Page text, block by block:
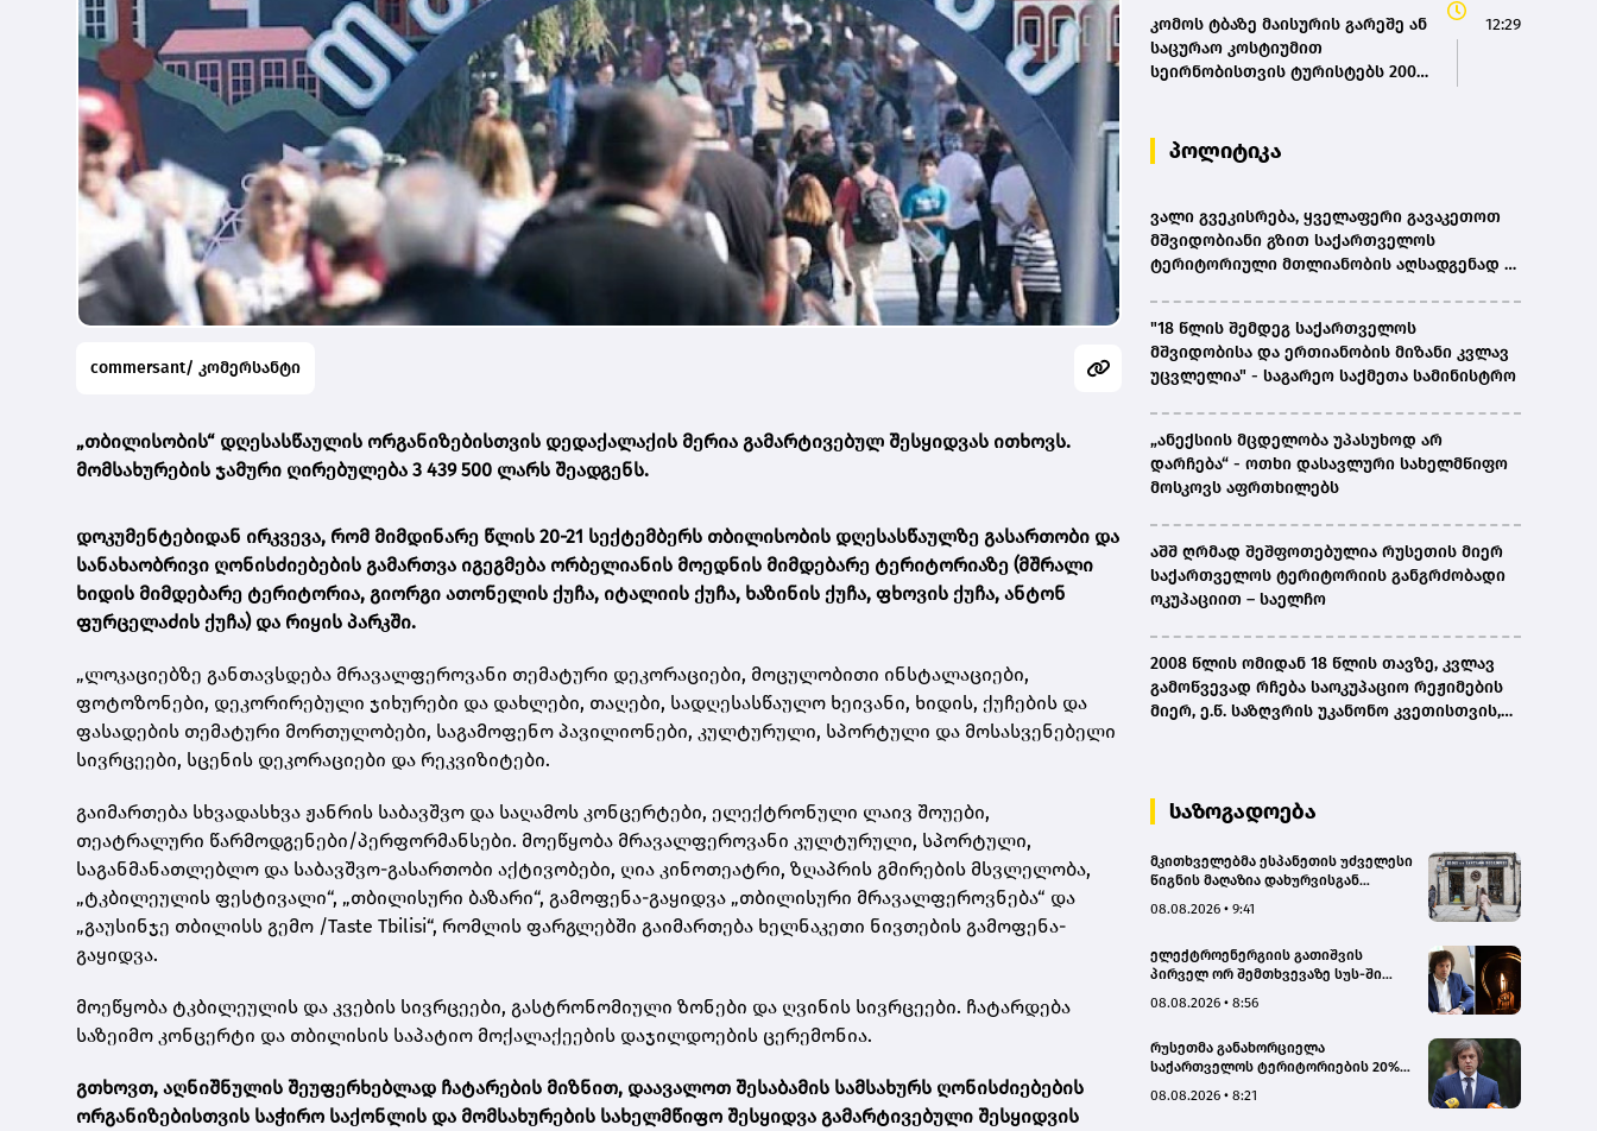
commersant/ კომერსანტი
„თბილისობის“ დღესასწაულის ორგანიზებისთვის დედაქალაქის მერია გამარტივებულ შესყიდვას ითხოვს.
მომსახურების ჯამური ღირებულება 3 439 500 ლარს შეადგენს.
დოკუმენტებიდან ირკვევა, რომ მიმდინარე წლის 20-21 სექტემბერს თბილისობის დღესასწაულზე გასართობი და
სანახაობრივი ღონისძიებების გამართვა იგეგმება ორბელიანის მოედნის მიმდებარე ტერიტორიაზე (მშრალი
ხიდის მიმდებარე ტერიტორია, გიორგი ათონელის ქუჩა, იტალიის ქუჩა, ხაზინის ქუჩა, ფხოვის ქუჩა, ანტონ
ფურცელაძის ქუჩა) და რიყის პარკში.
„ლოკაციებზე განთავსდება მრავალფეროვანი თემატური დეკორაციები, მოცულობითი ინსტალაციები,
ფოტოზონები, დეკორირებული ჯიხურები და დახლები, თაღები, სადღესასწაულო ხეივანი, ხიდის, ქუჩების და
ფასადების თემატური მორთულობები, საგამოფენო პავილიონები, კულტურული, სპორტული და მოსასვენებელი
სივრცეები, სცენის დეკორაციები და რეკვიზიტები.
გაიმართება სხვადასხვა ჟანრის საბავშვო და საღამოს კონცერტები, ელექტრონული ლაივ შოუები,
თეატრალური წარმოდგენები/პერფორმანსები. მოეწყობა მრავალფეროვანი კულტურული, სპორტული,
საგანმანათლებლო და საბავშვო-გასართობი აქტივობები, ღია კინოთეატრი, ზღაპრის გმირების მსვლელობა,
„ტკბილეულის ფესტივალი“, „თბილისური ბაზარი“, გამოფენა-გაყიდვა „თბილისური მრავალფეროვნება“ და
„გაუსინჯე თბილისს გემო /Taste Tbilisi“, რომლის ფარგლებში გაიმართება ხელნაკეთი ნივთების გამოფენა-
გაყიდვა.
მოეწყობა ტკბილეულის და კვების სივრცეები, გასტრონომიული ზონები და ღვინის სივრცეები. ჩატარდება
საზეიმო კონცერტი და თბილისის საპატიო მოქალაქეების დაჯილდოების ცერემონია.
გთხოვთ, აღნიშნულის შეუფერხებლად ჩატარების მიზნით, დაავალოთ შესაბამის სამსახურს ღონისძიებების
ორგანიზებისთვის საჭირო საქონლის და მომსახურების სახელმწიფო შესყიდვა გამარტივებული შესყიდვის
კომოს ტბაზე მაისურის გარეშე ან
საცურაო კოსტიუმით
სეირნობისთვის ტურისტებს 200
12:29
პოლიტიკა
ვალი გვეკისრება, ყველაფერი გავაკეთოთ
მშვიდობიანი გზით საქართველოს
ტერიტორიული მთლიანობის აღსადგენად -
"18 წლის შემდეგ საქართველოს
მშვიდობისა და ერთიანობის მიზანი კვლავ
უცვლელია" - საგარეო საქმეთა სამინისტრო
„ანექსიის მცდელობა უპასუხოდ არ
დარჩება“ - ოთხი დასავლური სახელმწიფო
მოსკოვს აფრთხილებს
აშშ ღრმად შეშფოთებულია რუსეთის მიერ
საქართველოს ტერიტორიის განგრძობადი
ოკუპაციით – საელჩო
2008 წლის ომიდან 18 წლის თავზე, კვლავ
გამოწვევად რჩება საოკუპაციო რეჟიმების
მიერ, ე.წ. საზღვრის უკანონო კვეთისთვის,
სახალხო დამცველი
საზოგადოება
მკითხველებმა ესპანეთის უძველესი
წიგნის მაღაზია დახურვისგან
08.08.2026 • 9:41
ელექტროენერგიის გათიშვის
პირველ ორ შემთხვევაზე სუს-ში
გათიშვას ჰქონდა კონკრეტული
სამუშაოები ენგურჰესზე - კობახიძე
08.08.2026 • 8:56
რუსეთმა განახორციელა
საქართველოს ტერიტორიების 20%-
რეჟიმის და „ნაცმოძრაობის“
08.08.2026 • 8:21